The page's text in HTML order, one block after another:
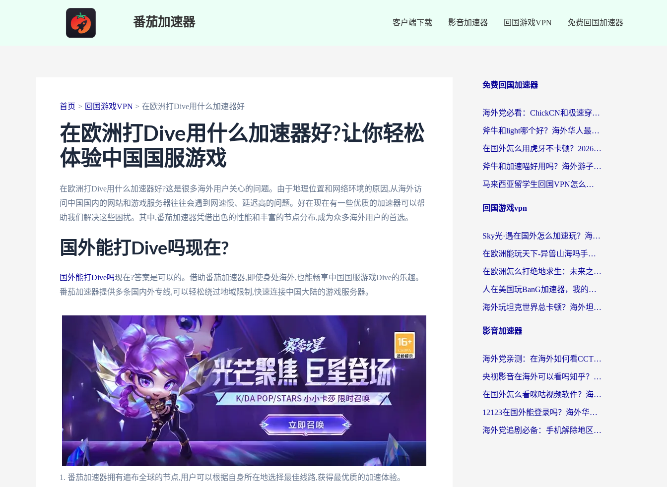
番茄加速器 客户端下载 影音加速器 回国游戏VPN 免费回国加速器
首页 回国游戏VPN 在欧洲打Dive用什么加速器好
在欧洲打Dive用什么加速器好?让你轻松
体验中国国服游戏
在欧洲打Dive用什么加速器好?这是很多海外用户关心的问题。由于地理位置和网络环境的原因,从海外访
问中国国内的网站和游戏服务器往往会遇到网速慢、延迟高的问题。好在现在有一些优质的加速器可以帮
助我们解决这些困扰。其中,番茄加速器凭借出色的性能和丰富的节点分布,成为众多海外用户的首选。
国外能打Dive吗现在?
国外能打Dive吗现在?答案是可以的。借助番茄加速器,即使身处海外,也能畅享中国国服游戏Dive的乐趣。
番茄加速器提供多条国内外专线,可以轻松绕过地域限制,快速连接中国大陆的游戏服务器。
1. 番茄加速器拥有遍布全球的节点,用户可以根据自身所在地选择最佳线路,获得最优质的加速体验。
免费回国加速器
海外党必看：ChickCN和极速穿梭VPN好用吗？3招教你选对回国加速器无缝刷国内资源
斧牛和light哪个好？海外华人最关心的回国加速器选择难题，一篇讲透
在国外怎么用虎牙不卡顿？2026海外华人亲测有效的回国加速器选择指南
斧牛和加速喵好用吗？海外游子的真实选择困境
马来西亚留学生回国VPN怎么选？3个避坑点+1款实测好用的加速器推荐
回国游戏vpn
Sky光·遇在国外怎么加速玩？海外党亲测有效的国服游戏加速指南
在欧洲能玩天下-异兽山海吗手游？海外玩家的加速器生存指南
在欧洲怎么打绝地求生：未来之役不卡？留学生亲测的加速器避坑指南
人在美国玩BanG加速器，我的延迟终于绿了
海外玩坦克世界总卡顿？海外坦克世界加速器有哪些？实测好用的选择在这里
影音加速器
海外党亲测：在海外如何看CCTV？告别“仅限大陆播放”的实用指南
央视影音在海外可以看吗知乎？留学生亲测：3步解决地域限制+追剧自由
在国外怎么看咪咕视频软件？海外党亲测有效的回国加速方案
12123在国外能登录吗？海外华人必看的回国加速实用指南
海外党追剧必备：手机解除地区限制app怎么选？解决央视视频&国内剧地区限制全指南